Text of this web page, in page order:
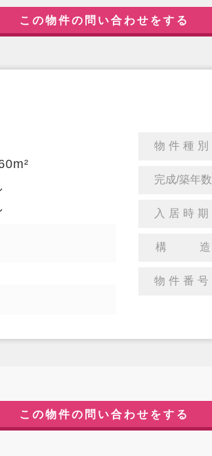
この物件の問い合わせをする
物件種別
完成/築年数
入居時期
構 造
物件番号
この物件の問い合わせをする